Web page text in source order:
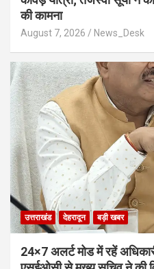
की कामना
August 7, 2026 News_Desk
उत्तराखंड देहरादून बड़ी खबर
24×7 अलर्ट मोड में रहें